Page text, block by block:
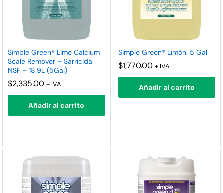
Simple Green® Lime Calcium
Scale Remover – Sarricida
NSF – 18.9L (5Gal)
$2,335.00 + IVA
Añadir al carrito
Simple Green® Limón. 5 Gal
$1,770.00 + IVA
Añadir al carrito